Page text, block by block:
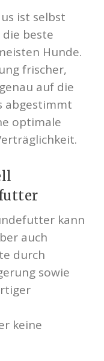
ist selbst
beste
Hunde.
frischer,
auf die
abgestimmt
optimale
kann
auch
durch
sowie
keine